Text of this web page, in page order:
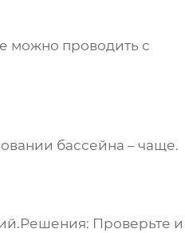
можно проводить с
бассейна – чаще.
Решения: Проверьте и